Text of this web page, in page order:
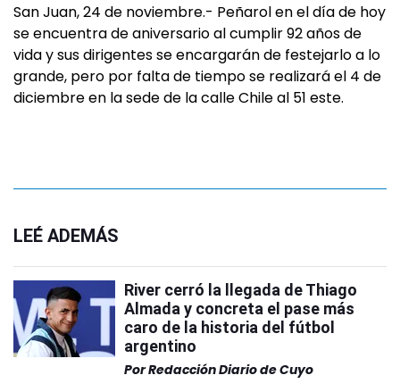
San Juan, 24 de noviembre.- Peñarol en el día de hoy
se encuentra de aniversario al cumplir 92 años de
vida y sus dirigentes se encargarán de festejarlo a lo
grande, pero por falta de tiempo se realizará el 4 de
diciembre en la sede de la calle Chile al 51 este.
LEÉ ADEMÁS
River cerró la llegada de Thiago
Almada y concreta el pase más
caro de la historia del fútbol
argentino
PorRedacción Diario de Cuyo